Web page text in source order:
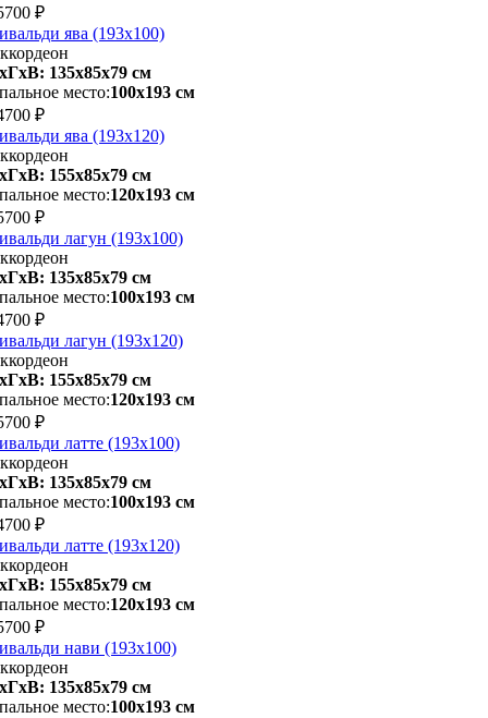
₽
ява (193х100)
135х85x79 см
место:100х193 см
₽
ява (193х120)
155х85x79 см
место:120х193 см
₽
лагун (193х100)
135х85x79 см
место:100х193 см
₽
лагун (193х120)
155х85x79 см
место:120х193 см
₽
латте (193х100)
135х85x79 см
место:100х193 см
₽
латте (193х120)
155х85x79 см
место:120х193 см
₽
нави (193х100)
135х85x79 см
место:100х193 см